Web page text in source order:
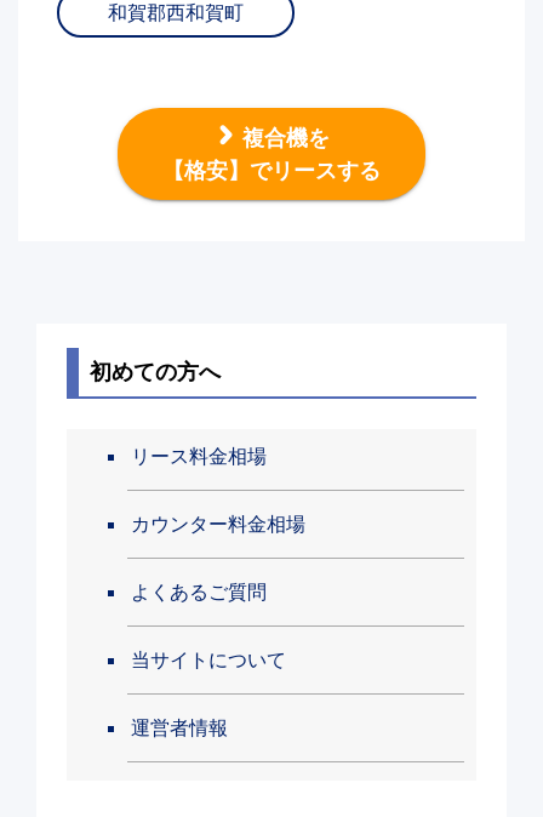
和賀郡西和賀町
複合機を
【格安】でリースする
初めての方へ
リース料金相場
カウンター料金相場
よくあるご質問
当サイトについて
運営者情報